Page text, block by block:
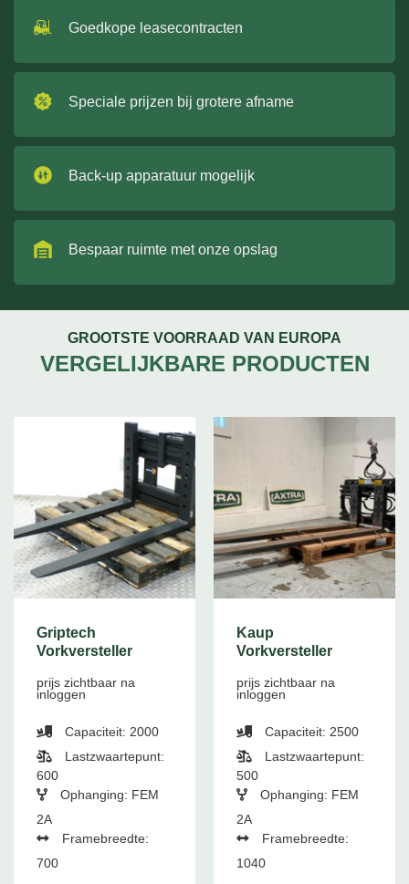
Goedkope leasecontracten
Speciale prijzen bij grotere afname
Back-up apparatuur mogelijk
Bespaar ruimte met onze opslag
GROOTSTE VOORRAAD VAN EUROPA
VERGELIJKBARE PRODUCTEN
Griptech
Vorkversteller
prijs zichtbaar na
inloggen
Capaciteit: 2000
Lastzwaartepunt:
600
Ophanging: FEM
2A
Framebreedte:
700
Kaup
Vorkversteller
prijs zichtbaar na
inloggen
Capaciteit: 2500
Lastzwaartepunt:
500
Ophanging: FEM
2A
Framebreedte:
1040